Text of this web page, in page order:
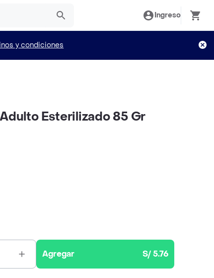
Ingreso
y condiciones
Esterilizado 85 Gr
Agregar S/ 5.76